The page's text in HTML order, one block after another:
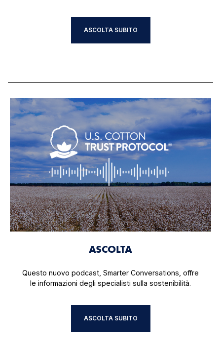
ASCOLTA SUBITO
ASCOLTA
Questo nuovo podcast, Smarter Conversations, offre
le informazioni degli specialisti sulla sostenibilità.
ASCOLTA SUBITO